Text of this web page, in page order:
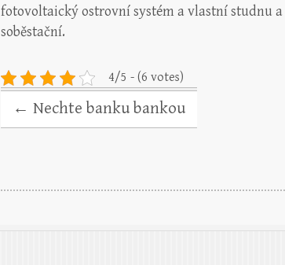
fotovoltaický ostrovní systém a vlastní studnu
soběstační.
4/5 - (6 votes)
← Nechte banku bankou